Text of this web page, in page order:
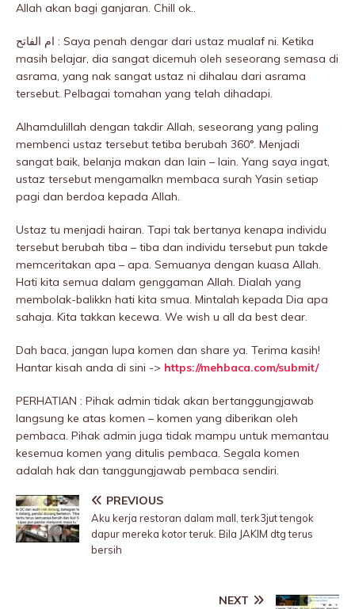
Allah akan bagi ganjaran. Chill ok..
ام الفاتح : Saya penah dengar dari ustaz mualaf ni. Ketika
masih belajar, dia sangat dicemuh oleh seseorang semasa di
asrama, yang nak sangat ustaz ni dihalau dari asrama
tersebut. Pelbagai tomahan yang telah dihadapi.
Alhamdulillah dengan takdir Allah, seseorang yang paling
membenci ustaz tersebut tetiba berubah 360°. Menjadi
sangat baik, belanja makan dan lain – lain. Yang saya ingat,
ustaz tersebut mengamalkn membaca surah Yasin setiap
pagi dan berdoa kepada Allah.
Ustaz tu menjadi hairan. Tapi tak bertanya kenapa individu
tersebut berubah tiba – tiba dan individu tersebut pun takde
memceritakan apa – apa. Semuanya dengan kuasa Allah.
Hati kita semua dalam genggaman Allah. Dialah yang
membolak-balikkn hati kita smua. Mintalah kepada Dia apa
sahaja. Kita takkan kecewa. We wish u all da best dear.
Dah baca, jangan lupa komen dan share ya. Terima kasih!
Hantar kisah anda di sini -> https://mehbaca.com/submit/
PERHATIAN : Pihak admin tidak akan bertanggungjawab
langsung ke atas komen – komen yang diberikan oleh
pembaca. Pihak admin juga tidak mampu untuk memantau
kesemua komen yang ditulis pembaca. Segala komen
adalah hak dan tanggungjawab pembaca sendiri.
PREVIOUS
Aku kerja restoran dalam mall, terk3jut tengok
dapur mereka kotor teruk. Bila JAKIM dtg terus
bersih
NEXT